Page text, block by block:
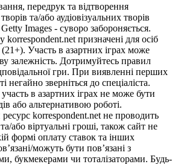
передрук та відтворення
та/або аудіовізуальних творів
Images - суворо забороняється.
korrespondent.net призначені для осіб
Участь в азартних іграх може
залежність. Дотримуйтесь правил
гри. При виявленні перших
негайно зверніться до спеціаліста.
в азартних іграх не може бути
або альтернативою роботі.
korrespondent.net не проводить
або віртуальні гроші, також сайт не
формі оплату ставок та інших
можуть бути пов’язані з
букмекерами чи тоталізаторами. Будь-